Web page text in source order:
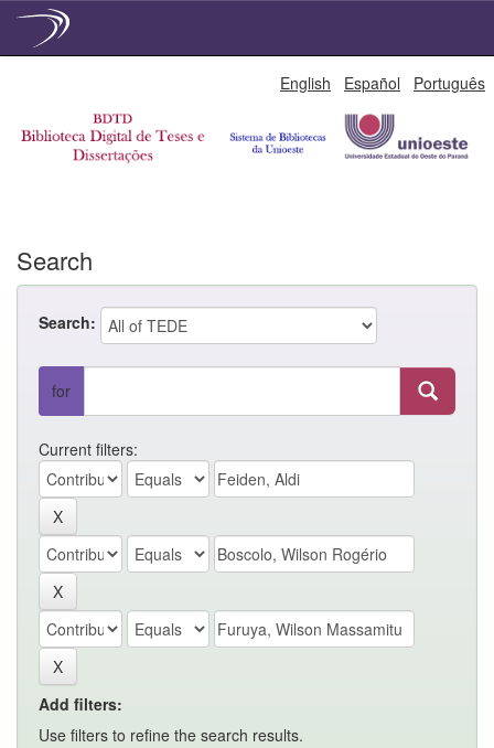
English Español Português
Search
Search:
for
Current filters:
Add filters:
Use filters to refine the search results.